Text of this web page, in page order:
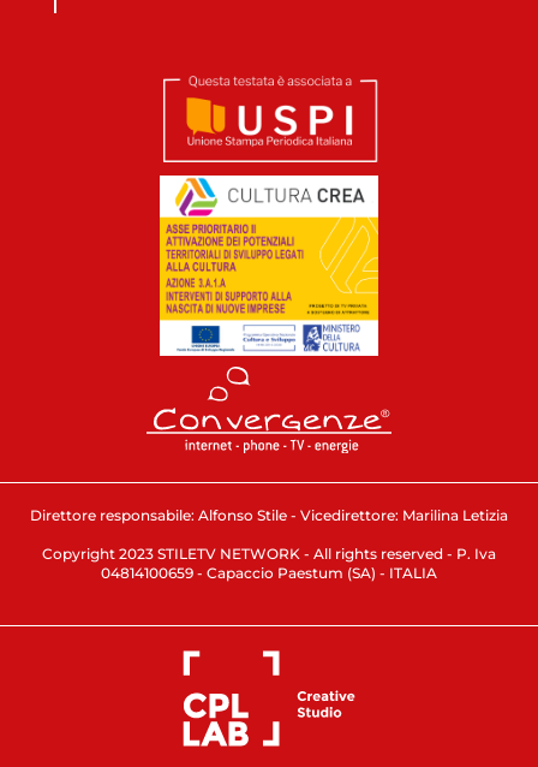
Direttore responsabile: Alfonso Stile - Vicedirettore: Marilina Letizia
Copyright 2023 STILETV NETWORK - All rights reserved - P. Iva
04814100659 - Capaccio Paestum (SA) - ITALIA